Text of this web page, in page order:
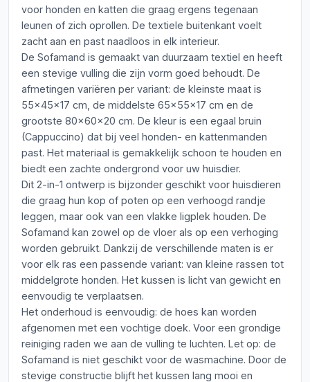
voor honden en katten die graag ergens tegenaan
leunen of zich oprollen. De textiele buitenkant voelt
zacht aan en past naadloos in elk interieur.
De Sofamand is gemaakt van duurzaam textiel en heeft
een stevige vulling die zijn vorm goed behoudt. De
afmetingen variëren per variant: de kleinste maat is
55x45x17 cm, de middelste 65x55x17 cm en de
grootste 80x60x20 cm. De kleur is een egaal bruin
(Cappuccino) dat bij veel honden- en kattenmanden
past. Het materiaal is gemakkelijk schoon te houden en
biedt een zachte ondergrond voor uw huisdier.
Dit 2-in-1 ontwerp is bijzonder geschikt voor huisdieren
die graag hun kop of poten op een verhoogd randje
leggen, maar ook van een vlakke ligplek houden. De
Sofamand kan zowel op de vloer als op een verhoging
worden gebruikt. Dankzij de verschillende maten is er
voor elk ras een passende variant: van kleine rassen tot
middelgrote honden. Het kussen is licht van gewicht en
eenvoudig te verplaatsen.
Het onderhoud is eenvoudig: de hoes kan worden
afgenomen met een vochtige doek. Voor een grondige
reiniging raden we aan de vulling te luchten. Let op: de
Sofamand is niet geschikt voor de wasmachine. Door de
stevige constructie blijft het kussen lang mooi en